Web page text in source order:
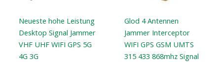
Neueste hohe Leistung
Desktop Signal Jammer
VHF UHF WIFI GPS 5G
4G 3G
Glod 4 Antennen
Jammer Interceptor
WIFI GPS GSM UMTS
315 433 868mhz Signal